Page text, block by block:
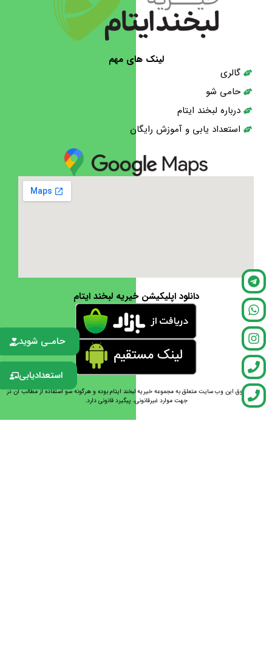
لینک های مهم
گالری
حامی شو
درباره لبخند ایتام
استعداد یابی و آموزش رایگان
دانلود اپلیکیشن خیریه لبخند ایتام
تمامی حقوق این وب سایت متعلق به مجموعه خیریه لبخند ایتام بوده و هرگونه سو استفاده از مطالب آن در
جهت موارد غیرقانونی، پیگیرد قانونی دارد.
استعدادیابی
حامـی شوید